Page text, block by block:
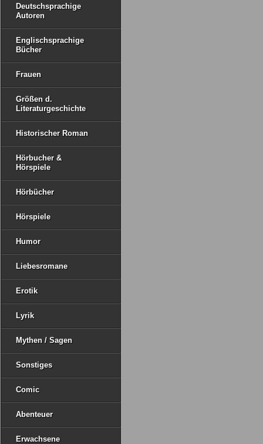
Deutschsprachige
Autoren
Englischsprachige
Bücher
Frauen
Größen d.
Literaturgeschichte
Historischer Roman
Hörbucher &
Hörspiele
Hörbücher
Hörspiele
Humor
Liebesromane
Erotik
Lyrik
Mythen / Sagen
Sonstiges
Comic
Abenteuer
Erwachsene